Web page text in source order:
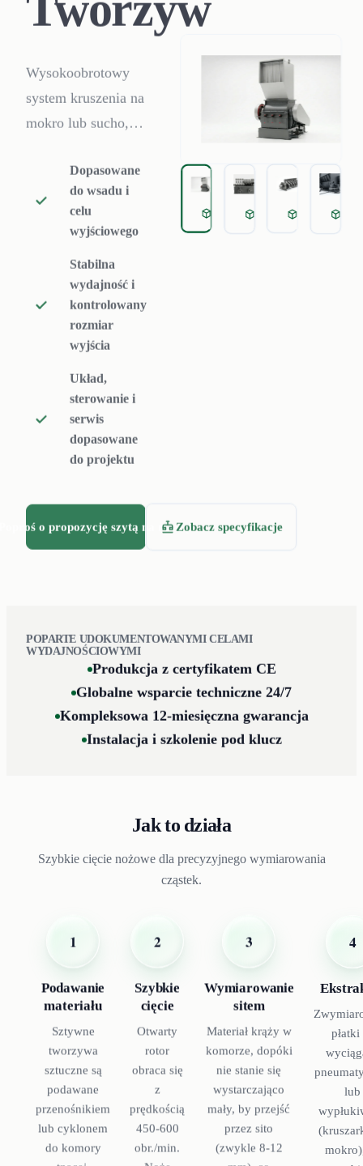
Wysokoobrotowy
system kruszenia na
mokro lub sucho,
przetwarzania
odpadów z tworzyw
sztucznych na
minimalnej ilości
pyłu, idealny do
linii myjących i
pelletyzujących.
Dopasowane
do wsadu i
celu
wyjściowego
Stabilna
wydajność i
kontrolowany
rozmiar
wyjścia
Układ,
sterowanie i
serwis
dopasowane
do projektu
o propozycję szytą na miaręZobacz specyfikacje
Granulator Tworzyw do
Granulator
POPARTE UDOKUMENTOWANYMI CELAMI
WYDAJNOŚCIOWYMI
Produkcja z certyfikatem CE
Globalne wsparcie techniczne 24/7
Kompleksowa 12-miesięczna gwarancja
Instalacja i szkolenie pod klucz
Jak to działa
Szybkie cięcie nożowe dla precyzyjnego wymiarowania
cząstek.
1
Podawanie
materiału
Sztywne
tworzywa
sztuczne są
podawane
przenośnikiem
lub cyklonem
do komory
2
Szybkie
cięcie
Otwarty
rotor
obraca się
z
prędkością
450-600
obr./min.
3
Wymiarowanie
sitem
Materiał krąży w
komorze, dopóki
nie stanie się
wystarczająco
mały, by przejść
przez sito
(zwykle 8-12
4
płatki
lub